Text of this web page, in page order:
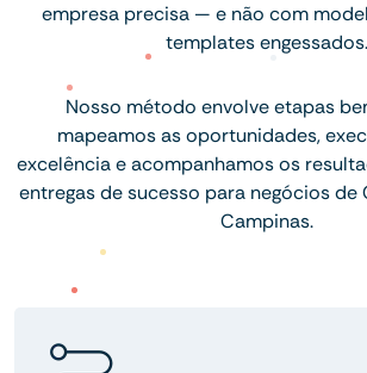
empresa precisa — e não com
templates engessados.
Nosso método envolve etapas
mapeamos as oportunidades,
excelência e acompanhamos os
entregas de sucesso para negócios
Campinas.